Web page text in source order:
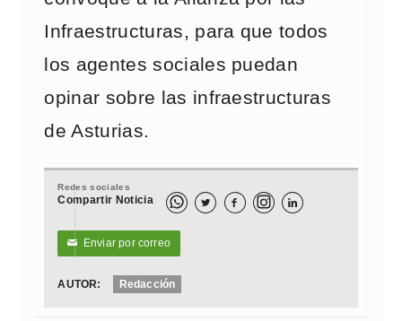
Infraestructuras, para que todos
los agentes sociales puedan
opinar sobre las infraestructuras
de Asturias.
Redes sociales
Compartir Noticia   
✉ Enviar por correo
AUTOR: Redacción